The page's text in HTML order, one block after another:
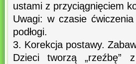
ustami z przyciągnięciem
Uwagi: w czasie
podłogi.
3. Korekcja postawy.
Dzieci tworzą